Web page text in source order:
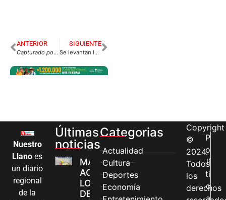
ANTERIOR
Capturado por el uso de una licencia de conducción “falsa”
SIGUIENTE
Se levantan los bloqueos en vía Bogotá-Villavicencio y se habilita paso de vehículos de carga
Nuestro
Llano es
un diario
regional
de la
Últimas
noticias
MÁS MUJERES
ACCEDEN A
LOS CANALES
DE ATENCIÓN
Categorias
Actualidad
Cultura
Deportes
Economía
Copyright
©
2024.
Todos
los
derechos
P
o
lí
ti
c
a